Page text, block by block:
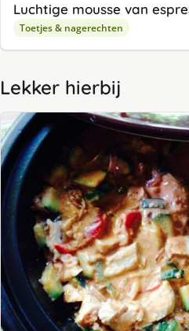
Luchtige mousse van
Toetjes & nagerechten
Lekker hierbij